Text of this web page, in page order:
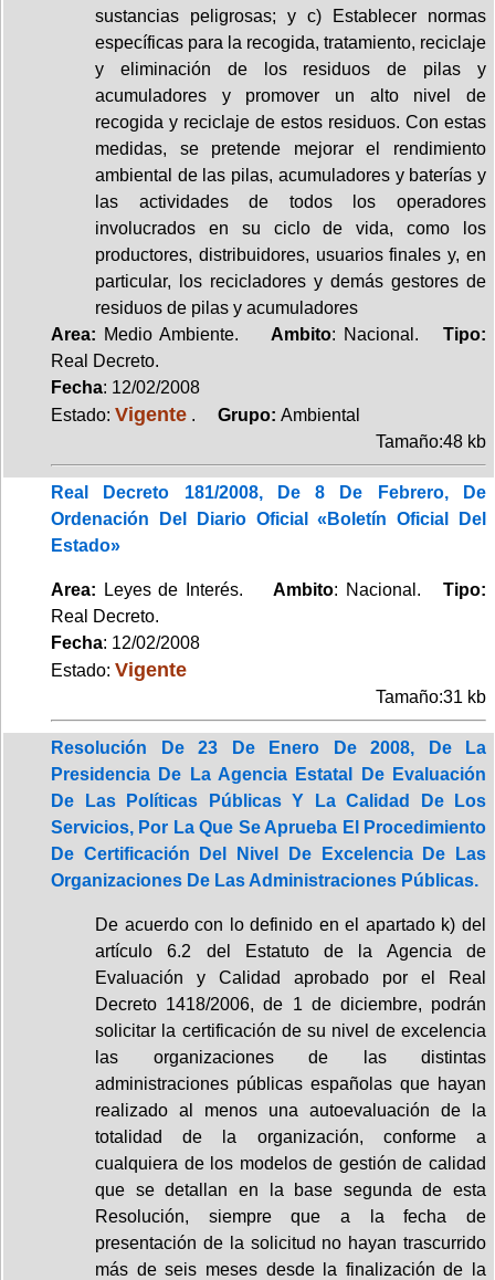
sustancias peligrosas; y c) Establecer normas
específicas para la recogida, tratamiento, reciclaje
y eliminación de los residuos de pilas y
acumuladores y promover un alto nivel de
recogida y reciclaje de estos residuos. Con estas
medidas, se pretende mejorar el rendimiento
ambiental de las pilas, acumuladores y baterías y
las actividades de todos los operadores
involucrados en su ciclo de vida, como los
productores, distribuidores, usuarios finales y, en
particular, los recicladores y demás gestores de
residuos de pilas y acumuladores
Area: Medio Ambiente. Ambito: Nacional.Tipo:
Real Decreto.
Fecha: 12/02/2008
Estado: Vigente . Grupo: Ambiental
Tamaño:48 kb
Real Decreto 181/2008, De 8 De Febrero, De
Ordenación Del Diario Oficial «Boletín Oficial Del
Estado»
Area: Leyes de Interés.Ambito: Nacional.Tipo:
Real Decreto.
Fecha: 12/02/2008
Estado: Vigente
Tamaño:31 kb
Resolución De 23 De Enero De 2008, De La
Presidencia De La Agencia Estatal De Evaluación
De Las Políticas Públicas Y La Calidad De Los
Servicios, Por La Que Se Aprueba El Procedimiento
De Certificación Del Nivel De Excelencia De Las
Organizaciones De Las Administraciones Públicas.
De acuerdo con lo definido en el apartado k) del
artículo 6.2 del Estatuto de la Agencia de
Evaluación y Calidad aprobado por el Real
Decreto 1418/2006, de 1 de diciembre, podrán
solicitar la certificación de su nivel de excelencia
las organizaciones de las distintas
administraciones públicas españolas que hayan
realizado al menos una autoevaluación de la
totalidad de la organización, conforme a
cualquiera de los modelos de gestión de calidad
que se detallan en la base segunda de esta
Resolución, siempre que a la fecha de
presentación de la solicitud no hayan trascurrido
más de seis meses desde la finalización de la